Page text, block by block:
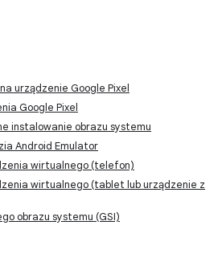
urządzenie Google Pixel
Google Pixel
instalowanie obrazu systemu
Android Emulator
wirtualnego (telefon)
wirtualnego (tablet lub urządzenie z
obrazu systemu (GSI)